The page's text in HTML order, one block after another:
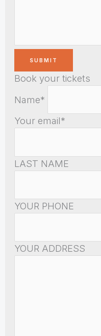
Book your tickets
Name*
Your email*
LAST NAME
YOUR PHONE
YOUR ADDRESS